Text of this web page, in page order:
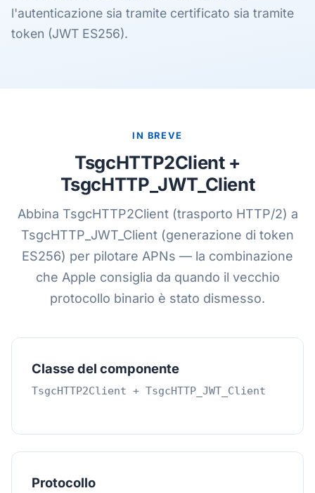
l'autenticazione sia tramite certificato sia tramite
token (JWT ES256).
IN BREVE
TsgcHTTP2Client +
TsgcHTTP_JWT_Client
Abbina TsgcHTTP2Client (trasporto HTTP/2) a
TsgcHTTP_JWT_Client (generazione di token
ES256) per pilotare APNs — la combinazione
che Apple consiglia da quando il vecchio
protocollo binario è stato dismesso.
Classe del componente
TsgcHTTP2Client + TsgcHTTP_JWT_Client
Protocollo